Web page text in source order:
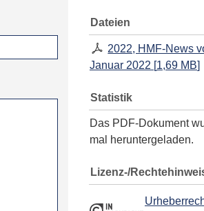
Dateien
2022, HMF-News
Januar 2022 [1,69 MB]
Statistik
Das PDF-Dokument
mal heruntergeladen.
Lizenz-/